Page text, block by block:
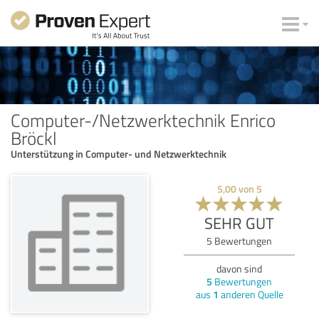
Computer-/Netzwerktechnik Enrico
Bröckl
Unterstützung in Computer- und Netzwerktechnik
5,00von 5
SEHR GUT
5 Bewertungen
davon sind
5 Bewertungen
aus 1 anderen Quelle